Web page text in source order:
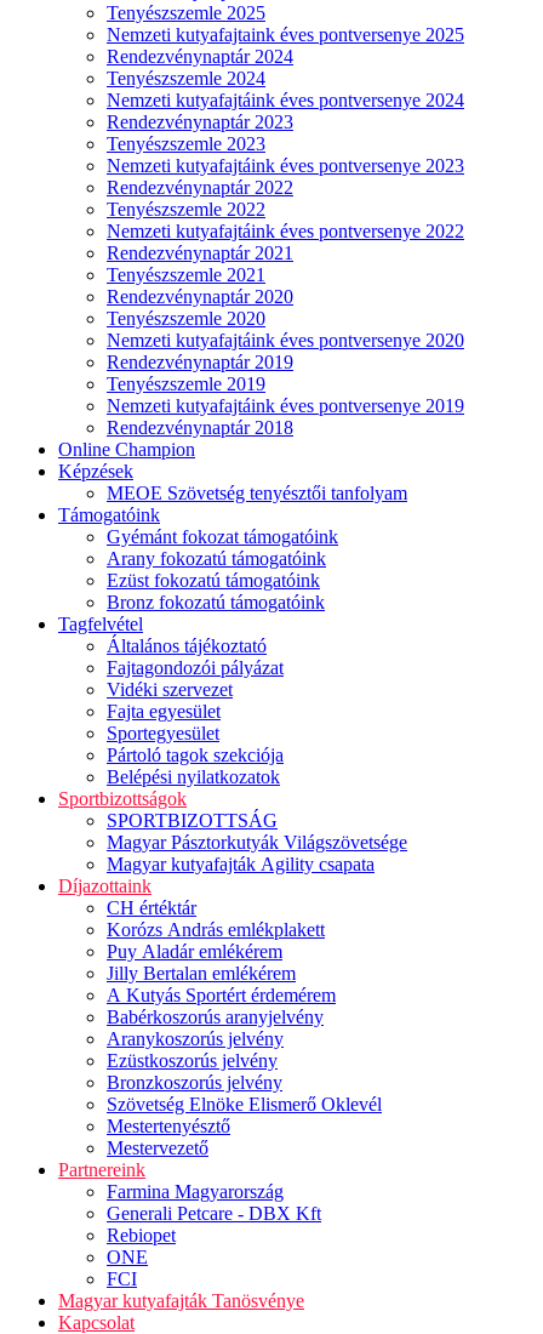
Tenyészszemle 2025
Nemzeti kutyafajtaink éves pontversenye 2025
Rendezvénynaptár 2024
Tenyészszemle 2024
Nemzeti kutyafajtáink éves pontversenye 2024
Rendezvénynaptár 2023
Tenyészszemle 2023
Nemzeti kutyafajtáink éves pontversenye 2023
Rendezvénynaptár 2022
Tenyészszemle 2022
Nemzeti kutyafajtáink éves pontversenye 2022
Rendezvénynaptár 2021
Tenyészszemle 2021
Rendezvénynaptár 2020
Tenyészszemle 2020
Nemzeti kutyafajtáink éves pontversenye 2020
Rendezvénynaptár 2019
Tenyészszemle 2019
Nemzeti kutyafajtáink éves pontversenye 2019
Rendezvénynaptár 2018
Online Champion
Képzések
MEOE Szövetség tenyésztői tanfolyam
Támogatóink
Gyémánt fokozat támogatóink
Arany fokozatú támogatóink
Ezüst fokozatú támogatóink
Bronz fokozatú támogatóink
Tagfelvétel
Általános tájékoztató
Fajtagondozói pályázat
Vidéki szervezet
Fajta egyesület
Sportegyesület
Pártoló tagok szekciója
Belépési nyilatkozatok
Sportbizottságok
SPORTBIZOTTSÁG
Magyar Pásztorkutyák Világszövetsége
Magyar kutyafajták Agility csapata
Díjazottaink
CH értéktár
Korózs András emlékplakett
Puy Aladár emlékérem
Jilly Bertalan emlékérem
A Kutyás Sportért érdemérem
Babérkoszorús aranyjelvény
Aranykoszorús jelvény
Ezüstkoszorús jelvény
Bronzkoszorús jelvény
Szövetség Elnöke Elismerő Oklevél
Mestertenyésztő
Mestervezető
Partnereink
Farmina Magyarország
Generali Petcare - DBX Kft
Rebiopet
ONE
FCI
Magyar kutyafajták Tanösvénye
Kapcsolat